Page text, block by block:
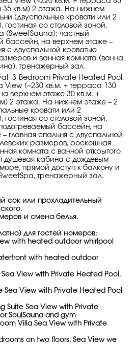
35 кв.м) 2 этажа. На нижнем
(двуспальные кровати или 2
гостиная со столовой зоной,
(SweetSauna); частный
бассейн, на верхнем этаже –
с двуспальной кроватью
и ванная комната (ванна
тренажерный зал.
3-Bedroom Private Heated Pool,
View (~230 кв.м. + терраса 130
верхнем этаже 30 кв.м. +
2 этажа. На нижнем этаже – 2
кровати или 2
гостиная со столовой зоной,
бассейн, на
главная спальня с двуспальной
размеров, роскошная
комната c ванной открытого
душевая кабина с дождевым
прямой доступ к балкону и
тренажерный зал.
сок или прохладительный
и смена белья.
для гостей номеров:
with heated outdoor whirlpool
with heated outdoor
View with Private Heated Pool,
View with Private Heated Pool
Sea View with Private
SoulSauna and gym
Villa Sea View with Private
on two floors, Sea View we